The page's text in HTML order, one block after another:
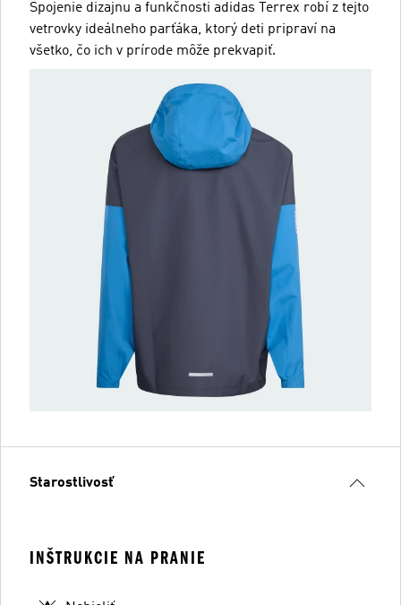
Spojenie dizajnu a funkčnosti adidas Terrex robí z tejto
vetrovky ideálneho parťáka, ktorý deti pripraví na
všetko, čo ich v prírode môže prekvapiť.
Starostlivosť
INŠTRUKCIE NA PRANIE